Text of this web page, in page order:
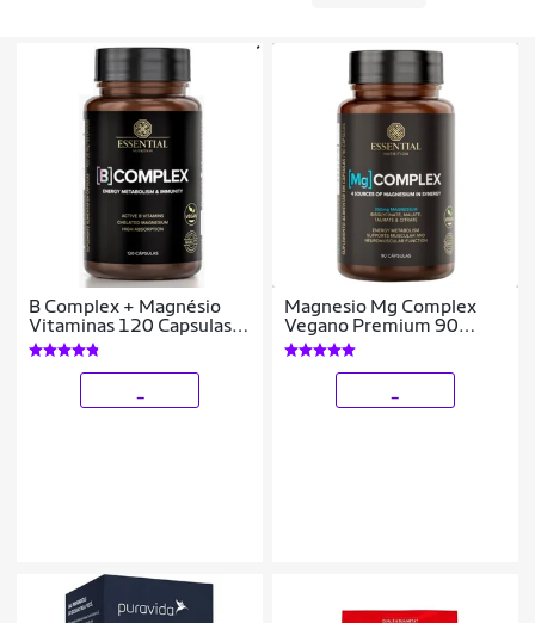
B Complex + Magnésio
Vitaminas 120 Capsulas
Essential
Magnesio Mg Complex
Vegano Premium 90
Capsulas Essential